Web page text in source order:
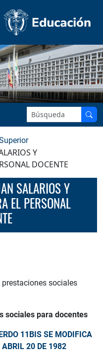
Buscar en el sitio:
Y
DOCENTE
EL PERSONAL
sociales
sociales para docentes
11BIS SE MODIFICA
ABRIL 20 DE 1982